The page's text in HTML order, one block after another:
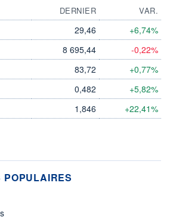
DERNIER
VAR.
29,46 +6,74%
8 695,44 -0,22%
83,72 +0,77%
0,482 +5,82%
1,846 +22,41%
POPULAIRES